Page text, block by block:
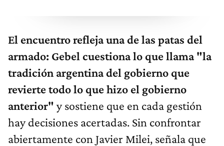
El encuentro refleja una de las patas del
armado: Gebel cuestiona lo que llama "la
tradición argentina del gobierno que
revierte todo lo que hizo el gobierno
anterior" y sostiene que en cada gestión
hay decisiones acertadas. Sin confrontar
abiertamente con Javier Milei, señala que